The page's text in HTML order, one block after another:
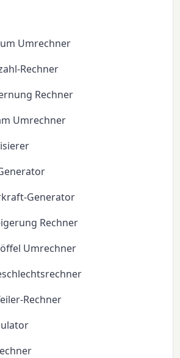
Umrechner
Rechner
Rechner
Umrechner
Generator
Rechner
Umrechner
Rechner